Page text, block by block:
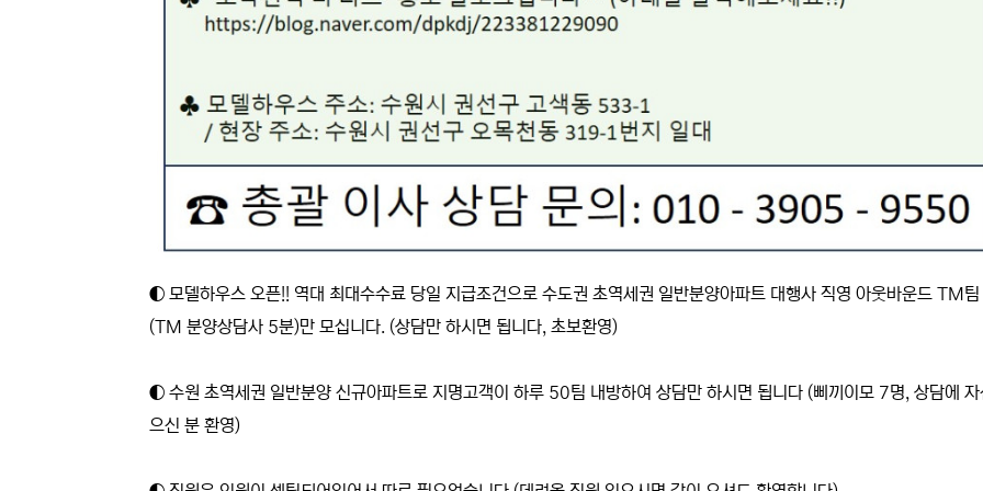
◐ 모델하우스 오픈!! 역대 최대수수료 당일 지급조건으로 수도권 초역세권 일반분양아파트 대행사 직영 아웃바운드 TM
(TM 분양상담사 5분)만 모십니다. (상담만 하시면 됩니다, 초보환영)
◐ 수원 초역세권 일반분양 신규아파트로 지명고객이 하루 50팀 내방하여 상담만 하시면 됩니다 (삐끼이모 7명, 상담에 자
으신 분 환영)